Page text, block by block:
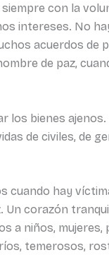
con la
intereses. No
acuerdos de
de paz,
los bienes ajenos.
de civiles, de
cuando hay
Un corazón
a niños, mujeres,
temerosos,